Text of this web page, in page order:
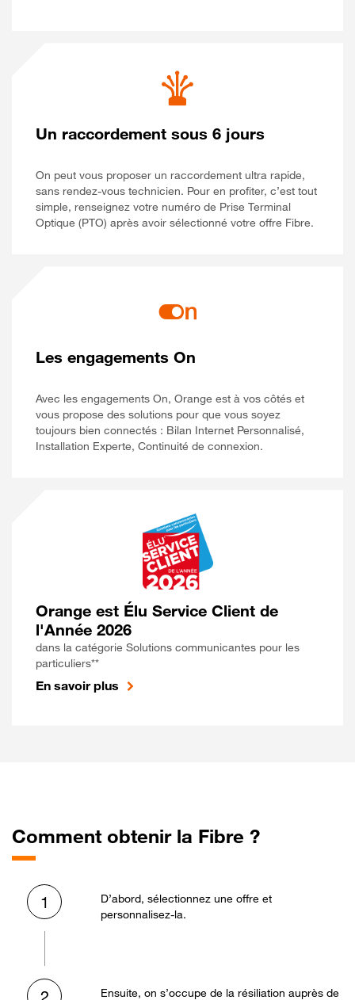
Un raccordement sous 6 jours
On peut vous proposer un raccordement ultra rapide,
sans rendez-vous technicien. Pour en profiter, c’est tout
simple, renseignez votre numéro de Prise Terminal
Optique (PTO) après avoir sélectionné votre offre Fibre.
Les engagements On
Avec les engagements On, Orange est à vos côtés et
vous propose des solutions pour que vous soyez
toujours bien connectés : Bilan Internet Personnalisé,
Installation Experte, Continuité de connexion.
Orange est Élu Service Client de
l'Année 2026
dans la catégorie Solutions communicantes pour les
particuliers**
En savoir plus
Comment obtenir la Fibre ?
1
D’abord, sélectionnez une offre et
personnalisez-la.
Ensuite, on s’occupe de la résiliation auprès de